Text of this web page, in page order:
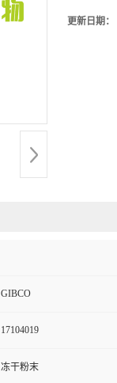
更新日期：
GIBCO
17104019
冻干粉末